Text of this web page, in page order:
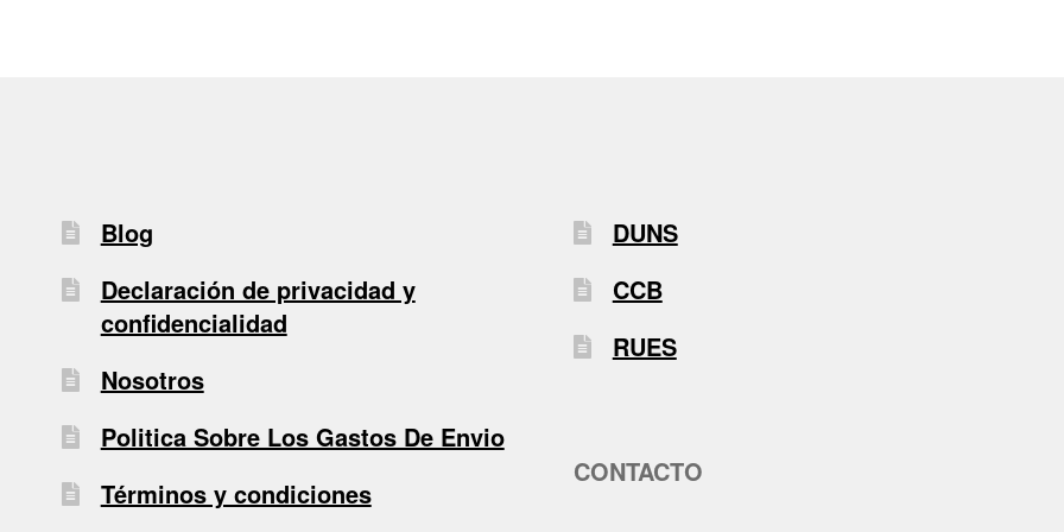
Blog
Declaración de privacidad y
confidencialidad
Nosotros
Politica Sobre Los Gastos De Envio
Términos y condiciones
DUNS
CCB
RUES
CONTACTO